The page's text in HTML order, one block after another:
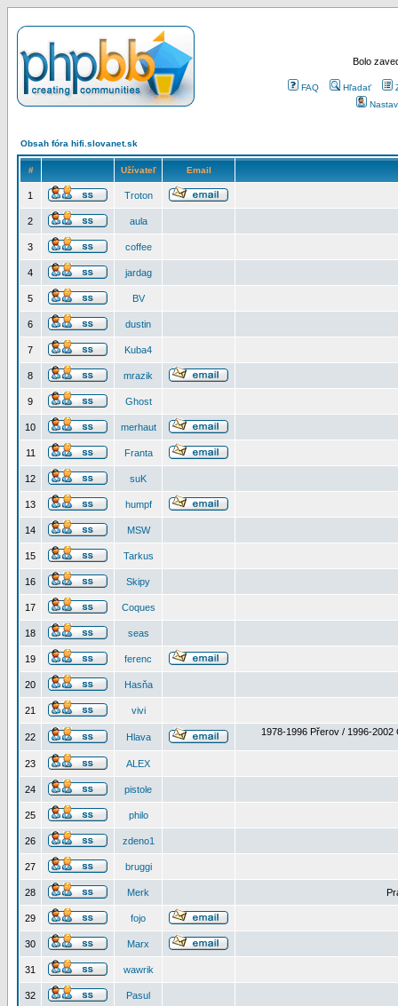
Bolo
FAQ Hľadať
Obsah fóra hifi.slovanet.sk
# Užívateľ Email
1 Troton
2 aula
3 coffee
4 jardag
5 BV
6 dustin
7 Kuba4
8 mrazik
9 Ghost
10 merhaut
11 Franta
12 suK
13 humpf
14 MSW
15 Tarkus
16 Skipy
17 Coques
18 seas
19 ferenc
20 Hasňa
21 vivi
22 Hlava 1978-1996 Přerov / 1996-2002
23 ALEX
24 pistole
25 philo
26 zdeno1
27 bruggi
28 Merk
29 fojo
30 Marx
31 wawrik
32 Pasul